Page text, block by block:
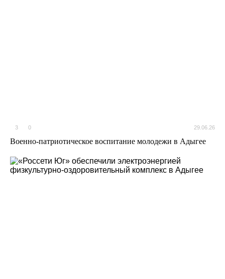
3 0 29.06.26
Военно-патриотическое воспитание молодежи в Адыгее